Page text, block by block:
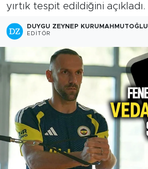
yırtık tespit edildiğini açıkladı.
DUYGU ZEYNEP KURUMAHMUTOĞLU
EDITÖR
Haber Arşivi